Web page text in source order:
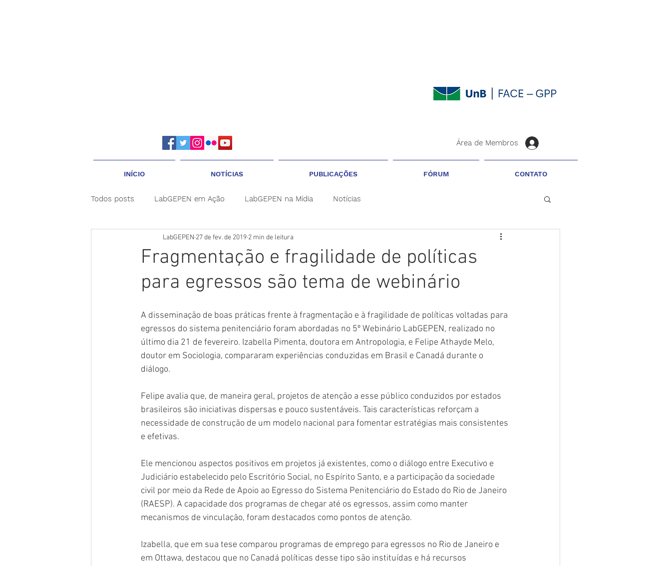
Área de Membros
INÍCIO NOTÍCIAS PUBLICAÇÕES FÓRUM CONTATO
Todos posts LabGEPEN em Ação LabGEPEN na Mídia Notícias
Fragmentação e fragilidade de políticas
para egressos são tema de webinário
LabGEPEN 27 de fev. de 2019 2 min de leitura
A disseminação de boas práticas frente à fragmentação e à fragilidade de políticas voltadas para
egressos do sistema penitenciário foram abordadas no 5º Webinário LabGEPEN, realizado no
último dia 21 de fevereiro. Izabella Pimenta, doutora em Antropologia, e Felipe Athayde Melo,
doutor em Sociologia, compararam experiências conduzidas em Brasil e Canadá durante o
diálogo.
Felipe avalia que, de maneira geral, projetos de atenção a esse público conduzidos por estados
brasileiros são iniciativas dispersas e pouco sustentáveis. Tais características reforçam a
necessidade de construção de um modelo nacional para fomentar estratégias mais consistentes
e efetivas.
Ele mencionou aspectos positivos em projetos já existentes, como o diálogo entre Executivo e
Judiciário estabelecido pelo Escritório Social, no Espírito Santo, e a participação da sociedade
civil por meio da Rede de Apoio ao Egresso do Sistema Penitenciário do Estado do Rio de Janeiro
(RAESP). A capacidade dos programas de chegar até os egressos, assim como manter
mecanismos de vinculação, foram destacados como pontos de atenção.
Izabella, que em sua tese comparou programas de emprego para egressos no Rio de Janeiro e
em Ottawa, destacou que no Canadá políticas desse tipo são instituídas e há recursos